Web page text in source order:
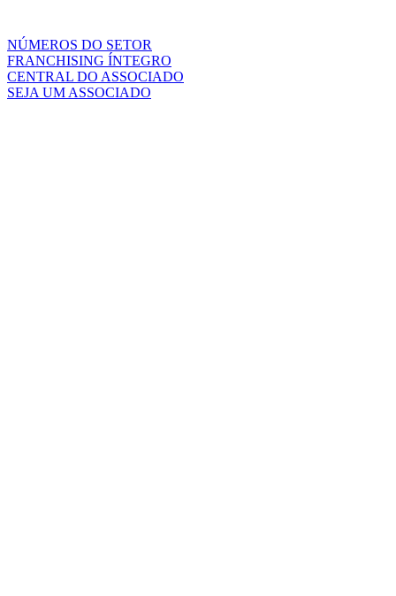
NÚMEROS DO SETOR
FRANCHISING ÍNTEGRO
CENTRAL DO ASSOCIADO
SEJA UM ASSOCIADO